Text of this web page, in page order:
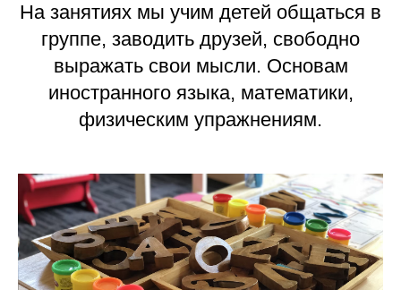
На занятиях мы учим детей общаться в
группе, заводить друзей, свободно
выражать свои мысли. Основам
иностранного языка, математики,
физическим упражнениям.